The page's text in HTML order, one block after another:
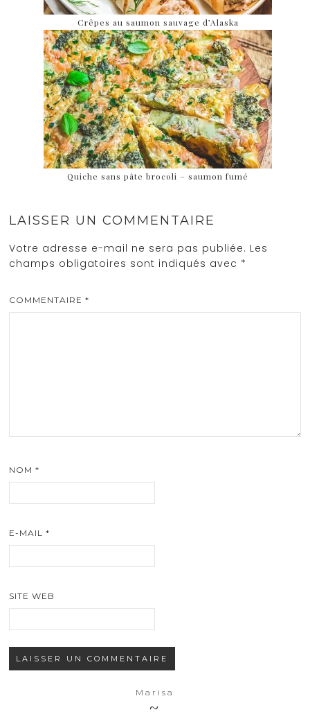
Crêpes au saumon sauvage d’Alaska
Quiche sans pâte brocoli – saumon fumé
LAISSER UN COMMENTAIRE
Votre adresse e-mail ne sera pas publiée. Les
champs obligatoires sont indiqués avec *
COMMENTAIRE*
NOM*
E-MAIL*
SITE WEB
Marisa